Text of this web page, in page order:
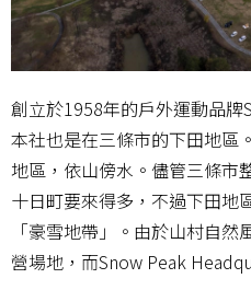
創立於1958年的戶外運動品
本社也是在三條市的下田地區
地區，依山傍水。儘管三條市
十日町要來得多，不過下田地
「豪雪地帶」。由於山村自
營場地，而Snow Peak